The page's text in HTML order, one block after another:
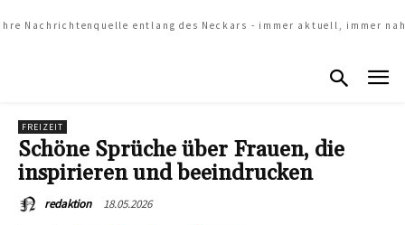
Nachrichtenquelle entlang des Neckars - immer aktuell, immer
FREIZEIT
Schöne Sprüche über Frauen, die
inspirieren und beeindrucken
redaktion 18.05.2026